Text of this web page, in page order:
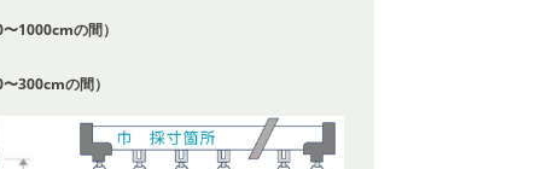
〜1000cmの間）
〜300cmの間）